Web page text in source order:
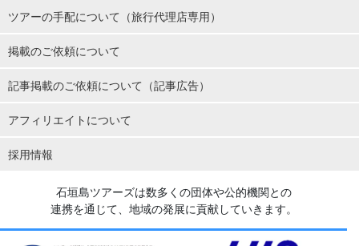
ツアーの手配について（旅行代理店専用）
掲載のご依頼について
記事掲載のご依頼について（記事広告）
アフィリエイトについて
採用情報
石垣島ツアーズは数多くの団体や公的機関との
連携を通じて、地域の発展に貢献していきます。